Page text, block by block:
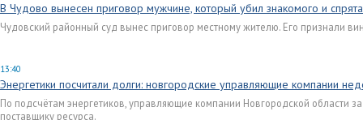
В Чудово вынесен приговор мужчине, который убил знакомого и
Чудовский районный суд вынес приговор местному жителю. Его признали
13:40
Энергетики посчитали долги: новгородские управляющие компании
По подсчётам энергетиков, управляющие компании Новгородской области
поставщику ресурса.